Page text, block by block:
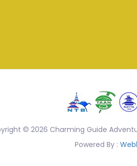
© 2026 Charming Guide
Powered By :